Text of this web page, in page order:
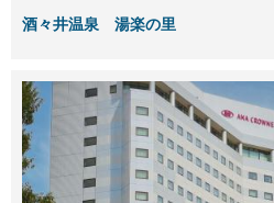
酒々井温泉 湯楽の里